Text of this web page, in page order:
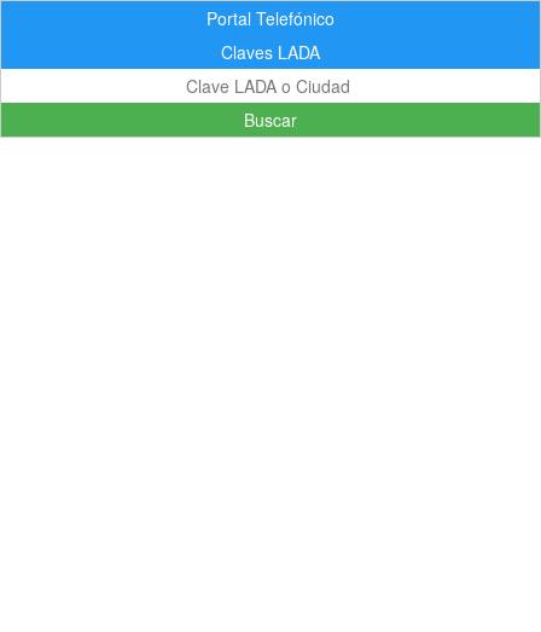
Portal Telefónico
Claves LADA
Buscar